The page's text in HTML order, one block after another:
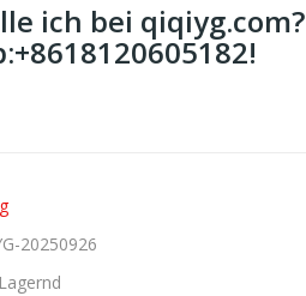
ich bei qiqiyg.com?
20250926
Lagernd